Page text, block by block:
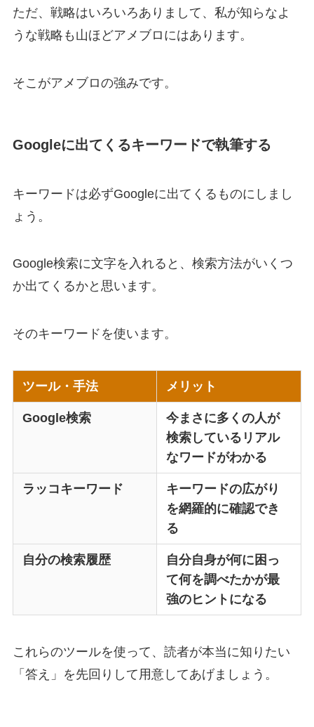
ただ、戦略はいろいろありまして、私が知らなよ
うな戦略も山ほどアメブロにはあります。
そこがアメブロの強みです。
Googleに出てくるキーワードで執筆する
キーワードは必ずGoogleに出てくるものにしまし
ょう。
Google検索に文字を入れると、検索方法がいくつ
か出てくるかと思います。
そのキーワードを使います。
ツール・手法 メリット
Google検索
今まさに多くの人が
検索しているリアル
なワードがわかる
ラッコキーワード
キーワードの広がり
を網羅的に確認でき
る
自分の検索履歴
自分自身が何に困っ
て何を調べたかが最
強のヒントになる
これらのツールを使って、読者が本当に知りたい
「答え」を先回りして用意してあげましょう。